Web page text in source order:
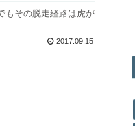
その脱走経路は虎が
2017.09.15